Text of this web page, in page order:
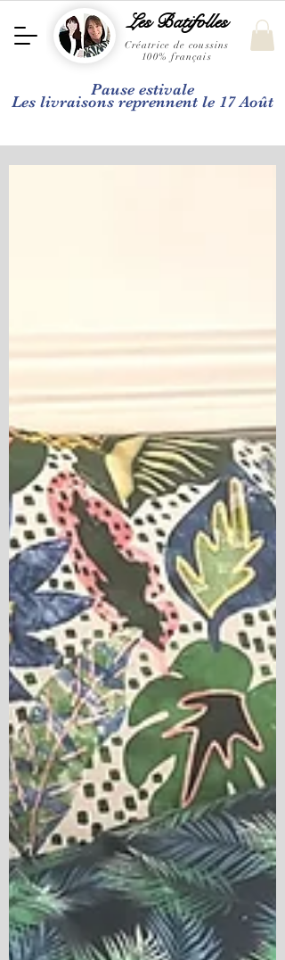
Les Batifolles
Créatrice de coussins
100% français
Pause estivale
Les livraisons reprennent le 17 Août